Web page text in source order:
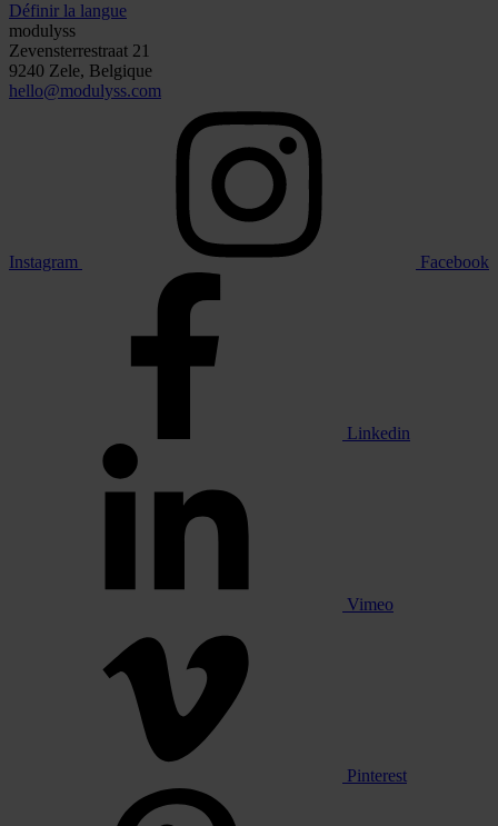
Définir la langue
modulyss
Zevensterrestraat 21
9240 Zele, Belgique
hello@modulyss.com
Instagram Facebook
Linkedin
Vimeo
Pinterest